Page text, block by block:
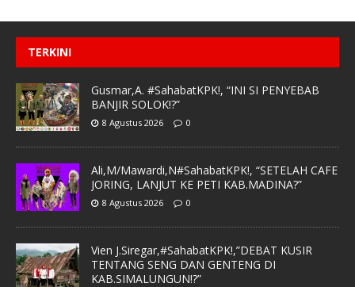
TERKINI
Gusmar,A. #SahabatKPK!, “INI SI PENYEBAB
BANJIR SOLOK!?”
8 Agustus 2026 0
Ali,M/Mawardi,N#SahabatKPK!, “SETELAH CAFE
JORING, LANJUT KE PETI KAB.MADINA?”
8 Agustus 2026 0
Vien J.Siregar,#SahabatKPK!,”DEBAT KUSIR
TENTANG SENG DAN GENTENG DI
KAB.SIMALUNGUN!?”